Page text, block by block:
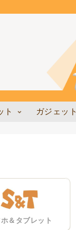
ト ガジェット
＆タブレット